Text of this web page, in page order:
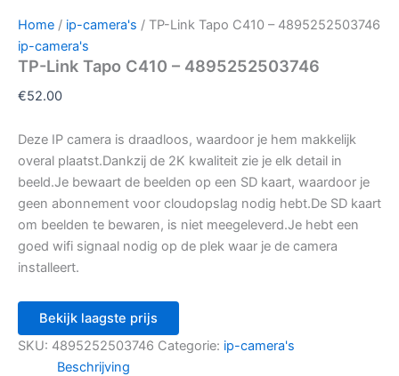
Home / ip-camera's / TP-Link Tapo C410 – 4895252503746
ip-camera's
TP-Link Tapo C410 – 4895252503746
€52.00
Deze IP camera is draadloos, waardoor je hem makkelijk
overal plaatst.Dankzij de 2K kwaliteit zie je elk detail in
beeld.Je bewaart de beelden op een SD kaart, waardoor je
geen abonnement voor cloudopslag nodig hebt.De SD kaart
om beelden te bewaren, is niet meegeleverd.Je hebt een
goed wifi signaal nodig op de plek waar je de camera
installeert.
Bekijk laagste prijs
SKU: 4895252503746 Categorie: ip-camera's
Beschrijving